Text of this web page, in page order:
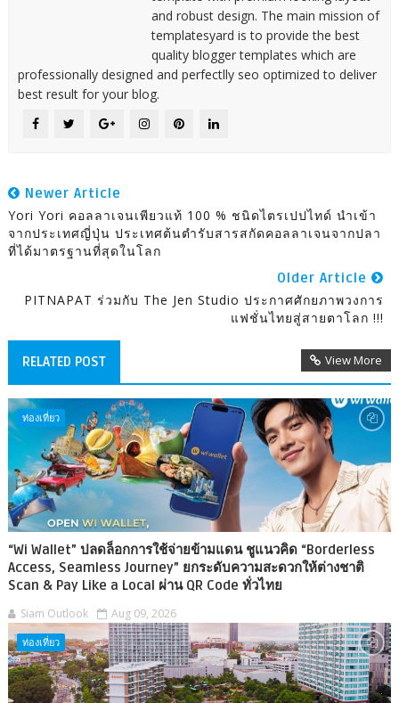
and robust design. The main mission of
templatesyard is to provide the best
quality blogger templates which are
professionally designed and perfectlly seo optimized to deliver
best result for your blog.
Newer Article
Yori Yori คอลลาเจนเพียวแท้ 100 % ชนิดไตรเปปไทด์ นำเข้า
จากประเทศญี่ปุ่น ประเทศต้นตำรับสารสกัดคอลลาเจนจากปลา
ที่ได้มาตรฐานที่สุดในโลก
Older Article
PITNAPAT ร่วมกับ The Jen Studio ประกาศศักยภาพวงการ
แฟชั่นไทยสู่สายตาโลก !!!
RELATED POST View More
ท่องเที่ยว
“Wi Wallet” ปลดล็อกการใช้จ่ายข้ามแดน ชูแนวคิด “Borderless
Access, Seamless Journey” ยกระดับความสะดวกให้ต่างชาติ
Scan & Pay Like a Local ผ่าน QR Code ทั่วไทย
Siam Outlook Aug 09, 2026
ท่องเที่ยว